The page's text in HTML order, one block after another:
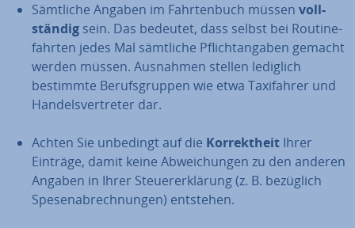
Sämtliche Angaben im Fahr­ten­buch müssen voll­
stän­dig sein. Das bedeutet, dass selbst bei Rou­ti­ne­
fahr­ten jedes Mal sämtliche Pflicht­an­ga­ben gemacht
werden müssen. Ausnahmen stellen lediglich
bestimmte Be­rufs­grup­pen wie etwa Ta­xi­fah­rer und
Han­dels­ver­tre­ter dar.
Achten Sie unbedingt auf die Kor­rekt­heit Ihrer
Einträge, damit keine Ab­wei­chun­gen zu den anderen
Angaben in Ihrer Steu­er­erklä­rung (z. B. bezüglich
Spe­sen­ab­rech­nun­gen) entstehen.